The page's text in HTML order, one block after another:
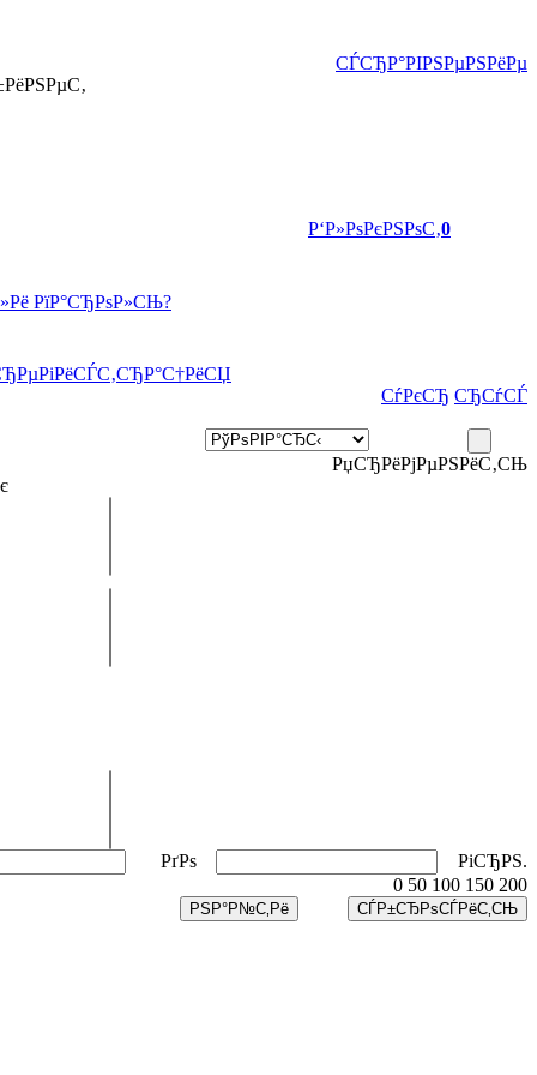
СЃСЂР°РІРЅРµРЅРёРµ
РїР°СЂРѕР»СЊ?
Р‘Р»РѕРєРЅРѕС‚0
СѓРєСЂ СЂСѓСЃ
РџСЂРёРјРµРЅРёС‚СЊ
РґРѕ
РіСЂРЅ.
0 50 100 150 200